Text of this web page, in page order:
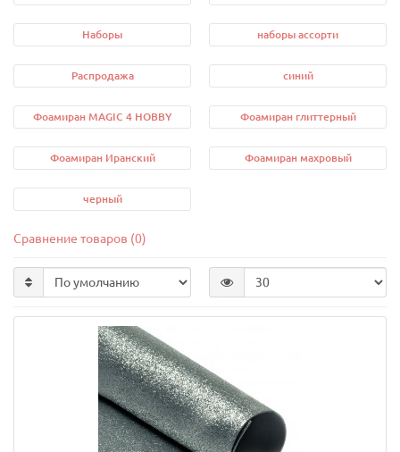
Наборы наборы ассорти
Распродажа синий
Фоамиран MAGIC 4 HOBBY Фоамиран глиттерный
Фоамиран Иранский Фоамиран махровый
черный
Сравнение товаров (0)